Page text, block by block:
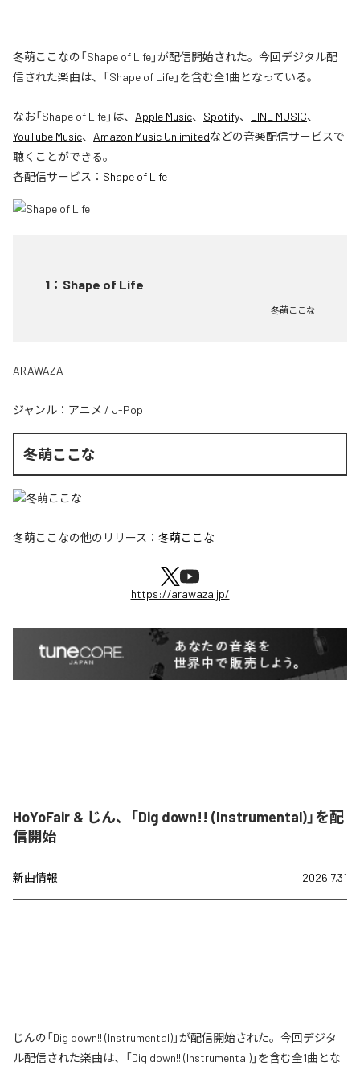
冬萌ここなの「Shape of Life」が配信開始された。今回デジタル配
信された楽曲は、「Shape of Life」を含む全1曲となっている。
なお「Shape of Life」は、 Apple Music、 Spotify、 LINE MUSIC、
YouTube Music、 Amazon Music Unlimitedなどの音楽配信サービスで
聴くことができる。
各配信サービス： Shape of Life
1 ： Shape of Life
冬萌ここな
ARAWAZA
ジャンル： アニメ / J-Pop
冬萌ここな
冬萌ここなの他のリリース： 冬萌ここな
https://arawaza.jp/
HoYoFair & じん、「Dig down!! (Instrumental)」を配
信開始
新曲情報 2026.7.31
じんの「Dig down!! (Instrumental)」が配信開始された。今回デジタ
ル配信された楽曲は、「Dig down!! (Instrumental)」を含む全1曲とな